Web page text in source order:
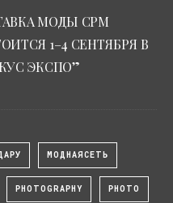
МОДЫ CPM
1–4 СЕНТЯБРЯ В
ЭКСПО”
МОДНАЯСЕТЬ
PHOTOGRAPHY PHOTO